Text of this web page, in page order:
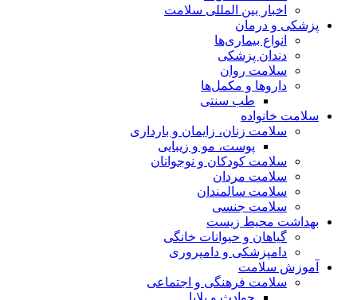
اخبار بین المللی سلامت
پزشکی و درمان
انواع بیماری‌ها
دندان پزشکی
سلامت روان
داروها و مکمل‌ها
طب سنتی
سلامت خانواده
سلامت زنان، زایمان و بارداری
پوست، مو و زیبایی
سلامت کودکان و نوجوانان
سلامت مردان
سلامت سالمندان
سلامت جنسی
بهداشت محیط زیست
گیاهان و حیوانات خانگی
دامپزشکی و دامپروری
آموزش سلامت
سلامت فرهنگی و اجتماعی